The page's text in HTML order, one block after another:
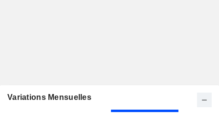
Variations Mensuelles